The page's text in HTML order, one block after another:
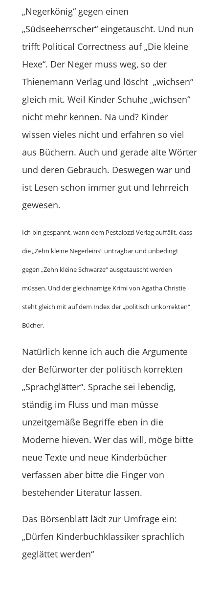
„Negerkönig“ gegen einen
„Südseeherrscher“ eingetauscht. Und nun
trifft Political Correctness auf „Die kleine
Hexe“. Der Neger muss weg, so der
Thienemann Verlag und löscht „wichsen“
gleich mit. Weil Kinder Schuhe „wichsen“
nicht mehr kennen. Na und? Kinder
wissen vieles nicht und erfahren so viel
aus Büchern. Auch und gerade alte Wörter
und deren Gebrauch. Deswegen war und
ist Lesen schon immer gut und lehrreich
gewesen.
Ich bin gespannt, wann dem Pestalozzi Verlag auffällt, dass
die „Zehn kleine Negerleins“ untragbar und unbedingt
gegen „Zehn kleine Schwarze“ ausgetauscht werden
müssen. Und der gleichnamige Krimi von Agatha Christie
steht gleich mit auf dem Index der „politisch unkorrekten“
Bücher.
Natürlich kenne ich auch die Argumente
der Befürworter der politisch korrekten
„Sprachglätter“. Sprache sei lebendig,
ständig im Fluss und man müsse
unzeitgemäße Begriffe eben in die
Moderne hieven. Wer das will, möge bitte
neue Texte und neue Kinderbücher
verfassen aber bitte die Finger von
bestehender Literatur lassen.
Das Börsenblatt lädt zur Umfrage ein:
„Dürfen Kinderbuchklassiker sprachlich
geglättet werden“